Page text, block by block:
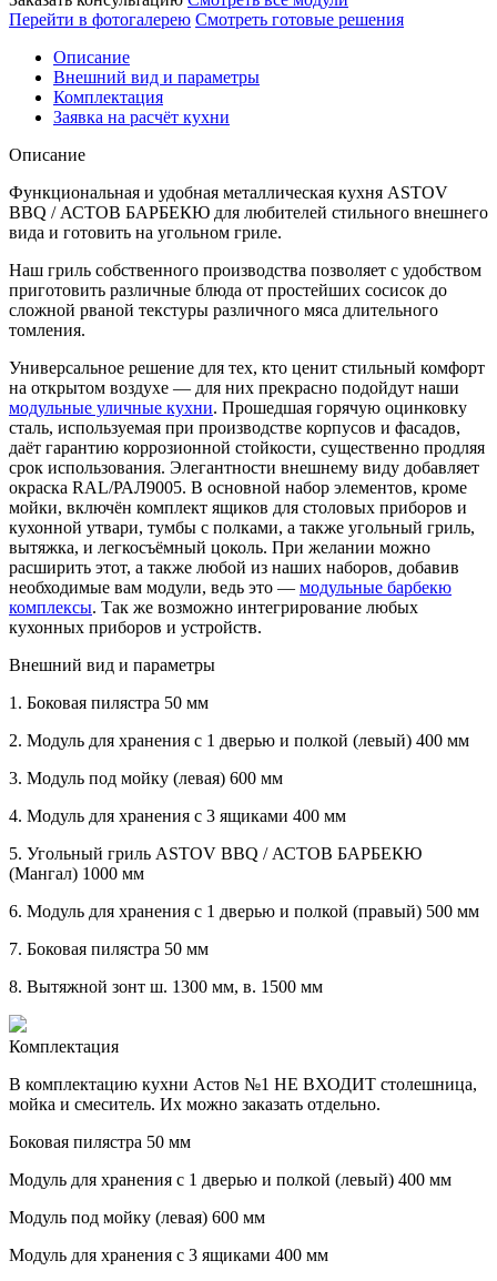
АСТОВ
БАРБЕКЮ
№
1
(ширина
3000
мм)
Количество
Перейти в фотогалерею Смотреть готовые решения
Описание
Внешний вид и параметры
Комплектация
Заявка на расчёт кухни
Описание
Функциональная и удобная металлическая кухня ASTOV
BBQ / АСТОВ БАРБЕКЮ для любителей стильного внешнего
вида и готовить на угольном гриле.
Наш гриль собственного производства позволяет с удобством
приготовить различные блюда от простейших сосисок до
сложной рваной текстуры различного мяса длительного
томления.
Универсальное решение для тех, кто ценит стильный комфорт
на открытом воздухе — для них прекрасно подойдут наши
модульные уличные кухни. Прошедшая горячую оцинковку
сталь, используемая при производстве корпусов и фасадов,
даёт гарантию коррозионной стойкости, существенно продляя
срок использования. Элегантности внешнему виду добавляет
окраска RAL/РАЛ9005. В основной набор элементов, кроме
мойки, включён комплект ящиков для столовых приборов и
кухонной утвари, тумбы с полками, а также угольный гриль,
вытяжка, и легкосъёмный цоколь. При желании можно
расширить этот, а также любой из наших наборов, добавив
необходимые вам модули, ведь это — модульные барбекю
комплексы. Так же возможно интегрирование любых
кухонных приборов и устройств.
Внешний вид и параметры
1. Боковая пилястра 50 мм
2. Модуль для хранения с 1 дверью и полкой (левый) 400 мм
3. Модуль под мойку (левая) 600 мм
4. Модуль для хранения с 3 ящиками 400 мм
5. Угольный гриль ASTOV BBQ / АСТОВ БАРБЕКЮ
(Мангал) 1000 мм
6. Модуль для хранения с 1 дверью и полкой (правый) 500 мм
7. Боковая пилястра 50 мм
8. Вытяжной зонт ш. 1300 мм, в. 1500 мм
Комплектация
В комплектацию кухни Астов №1 НЕ ВХОДИТ столешница,
мойка и смеситель. Их можно заказать отдельно.
Боковая пилястра 50 мм
Модуль для хранения с 1 дверью и полкой (левый) 400 мм
Модуль под мойку (левая) 600 мм
Модуль для хранения с 3 ящиками 400 мм